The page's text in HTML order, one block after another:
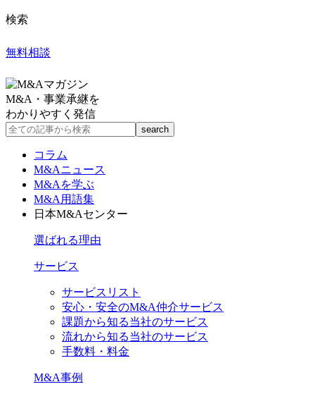
検索
無料相談
M&A・事業承継を
わかりやすく発信
コラム
M&Aニュース
M&Aを学ぶ
M&A用語集
日本M&Aセンター
選ばれる理由
サービス
サービスリスト
安心・安全のM&A仲介サービス
課題から知る当社のサービス
流れから知る当社のサービス
手数料・料金
M&A事例